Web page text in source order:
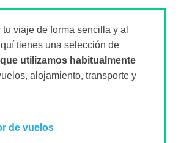
viaje de forma sencilla y al
tienes una selección de
utilizamos habitualmente
alojamiento, transporte y
de vuelos